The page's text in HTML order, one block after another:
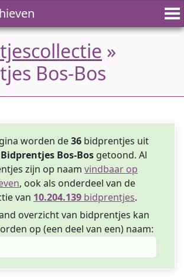
»
Bos-Bos
worden de36 bidprentjes uit
Bidprentjes Bos-Bos getoond. Al
zijn op naam vindbaar op
, ook als onderdeel van de
van 10.204.139 bidprentjes.
overzicht van bidprentjes kan
op (een deel van een) naam: